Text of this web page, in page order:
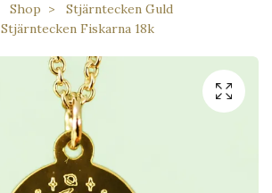
Shop
Stjärntecken Guld
Stjärntecken Fiskarna 18k